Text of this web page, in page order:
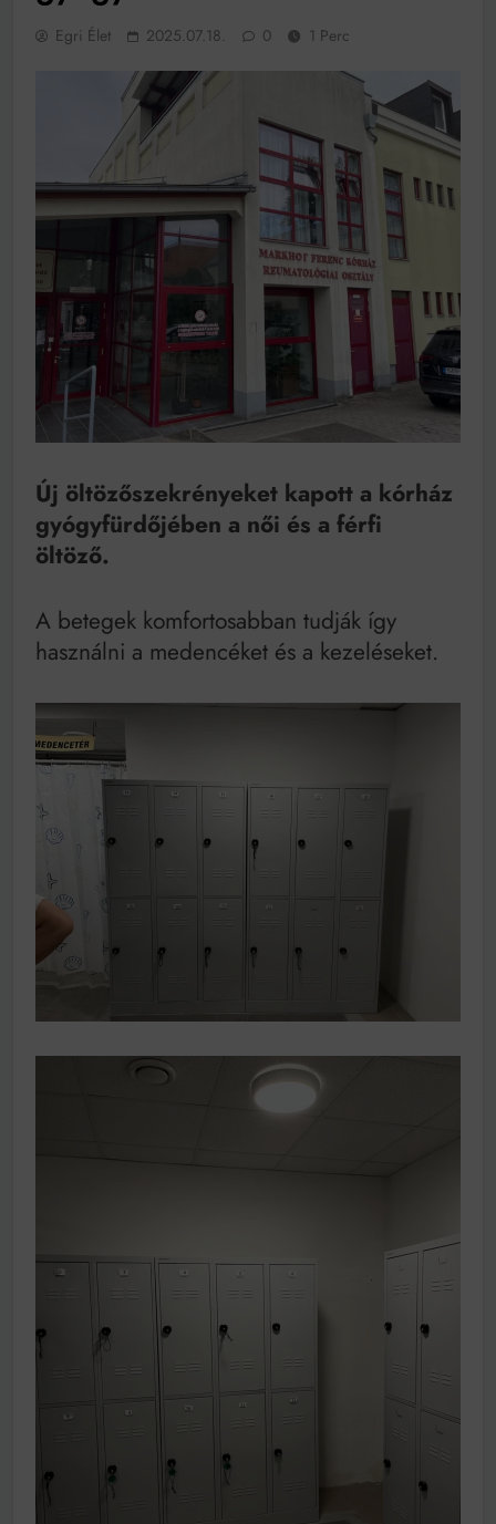
működik, ha jól van felújítva
Ingatlanpiaci szakértők szerint akár 5 százalékkal is
egyetemi városokban
Munkácsy nem Krisztust szépítette meg: minket
Ahol köszönnek, ott még van város
Amikor a Tetris boldogabbá tesz, mint a szerelem
Létezik tökéletes élet: Truman is elhitte
Karinthy Frigyes: a zseni, aki belenézett a saját
koponyájába
Ki akarsz törni. De miből?
Az öregség nem csak ránc?
Az ördög még mindig Pradát visel. De te miért öltözöl
hozzá?
Mindenki a világot akarja uralni – de nem csak a 80-
as években
Bitumenes lapostetők: a bevált technológia akkor
működik, ha jól van felújítva
Egri Élet 2025.07.18. 0 1 Perc
Új öltözőszekrényeket kapott a kórház
gyógyfürdőjében a női és a férfi
öltöző.
A betegek komfortosabban tudják így
használni a medencéket és a kezeléseket.